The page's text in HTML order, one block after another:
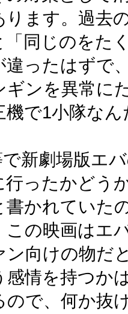
ります。過去
「同じのをた
違ったはずで
ギンを異常に
機で1小隊なん
で新劇場版エ
行ったかどう
書かれていた
この映画はエ
ン向けの物だ
感情を持つか
ので、何か抜